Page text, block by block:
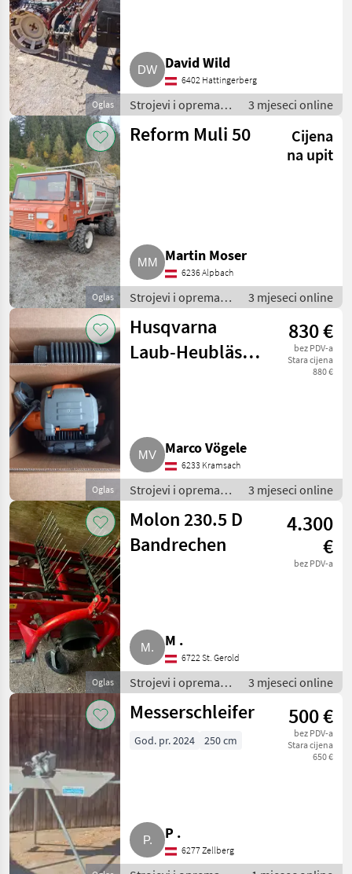
Oglas
David Wild
6402 Hattingerberg
Strojevi i oprema
za travu i baliranje /
Brdski strojevi
3 mjeseci online
Oglas
Reform Muli 50
Cijena
na upit
Martin Moser
6236 Alpbach
Strojevi i oprema
za travu i baliranje /
Brdski strojevi
3 mjeseci online
Oglas
Husqvarna
Laub-Heubläser
830 €
bez PDV-a
Stara cijena
880 €
Marco Vögele
6233 Kramsach
Strojevi i oprema
za travu i baliranje /
Brdski strojevi
3 mjeseci online
Oglas
Molon 230.5 D
Bandrechen
4.300
€
bez PDV-a
M .
6722 St. Gerold
Strojevi i oprema
za travu i baliranje /
Brdski strojevi
3 mjeseci online
Messerschleifer 500 €
bez PDV-a
Stara cijena
650 €
God. pr. 2024 250 cm
P .
6277 Zellberg